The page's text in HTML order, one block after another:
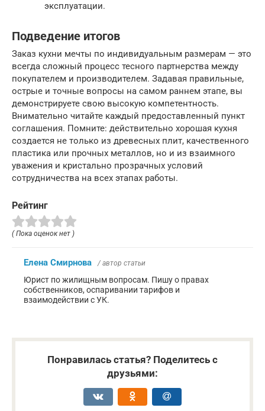
эксплуатации.
Подведение итогов
Заказ кухни мечты по индивидуальным размерам — это
всегда сложный процесс тесного партнерства между
покупателем и производителем. Задавая правильные,
острые и точные вопросы на самом раннем этапе, вы
демонстрируете свою высокую компетентность.
Внимательно читайте каждый предоставленный пункт
соглашения. Помните: действительно хорошая кухня
создается не только из древесных плит, качественного
пластика или прочных металлов, но и из взаимного
уважения и кристально прозрачных условий
сотрудничества на всех этапах работы.
Рейтинг
( Пока оценок нет )
Елена Смирнова / автор статьи
Юрист по жилищным вопросам. Пишу о правах
собственников, оспаривании тарифов и
взаимодействии с УК.
Понравилась статья? Поделитесь с
друзьями: